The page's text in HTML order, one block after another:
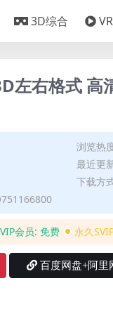
3D综合
左右格式 高
浏览热
最近更
下载方
会员: 免费 永久
百度网盘+阿里